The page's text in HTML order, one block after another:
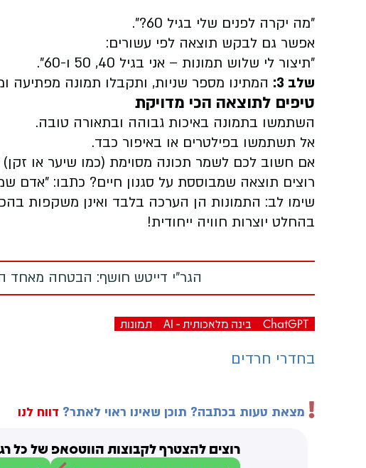
"מה יקרה לפנים שלי בגיל 60?".
אפשר גם לבקש תוצאה לפי עשורים:
"תיצור לי שלוש תמונות – אני בגיל 40, 50 ו-60".
שלב 3:
המתינו מספר שניות, ותקבלו תמונה
טיפים לתוצאה הכי מדויקת
השתמשו בתמונה באיכות גבוהה ובתאורה טובה.
אל תשתמשו בפילטרים או באיפור כבד.
אם חשוב לכם לשמר תכונה מסוימת (כמו שיער או זקן)
רוצים תוצאה שמבוססת על סגנון חיים? כתבו: "אדם
שימו לב: התמונות הן הערכה בלבד ואינן משקפות
בהחלט יוצרות חוויה ייחודית!
הגר"י דייטש חושף: הבטחה מאחד
ChatGPT בינה מלאכותית - AI תמונות
בחדרי חרדים
מצאת טעות בכתבה? תוכן שאינו ראוי לאתר? דווח לנו
רוצים להצטרף לקבוצות הווטסאפ של כל